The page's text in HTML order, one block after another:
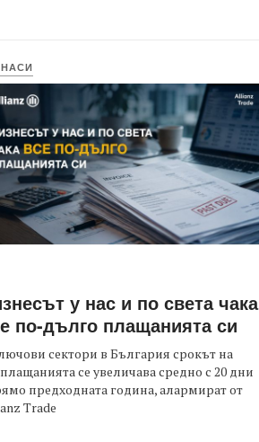
у нас и по света чака
по-дълго плащанията си
сектори в България срокът на
се увеличава средно с 20 дни
предходната година, алармират от
Trade